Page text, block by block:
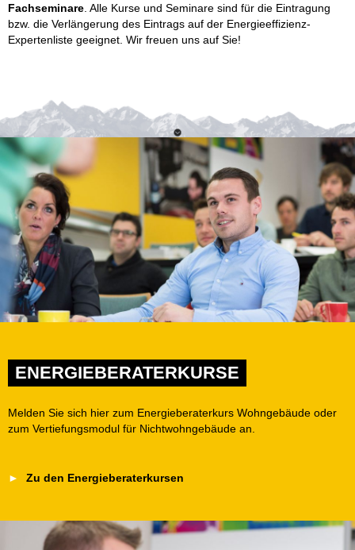
Fachseminare . Alle Kurse und Seminare sind für die Eintragung
bzw. die Verlängerung des Eintrags auf der Energieeffizienz-
Expertenliste geeignet. Wir freuen uns auf Sie!
ENERGIEBERATERKURSE
Melden Sie sich hier zum Energieberaterkurs Wohngebäude oder
zum Vertiefungsmodul für Nichtwohngebäude an.
Zu den Energieberaterkursen